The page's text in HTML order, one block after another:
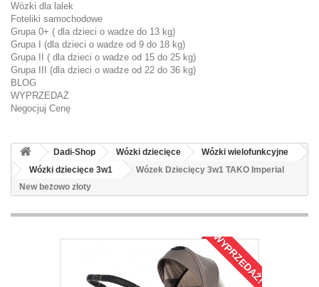
Wózki dla lalek
Foteliki samochodowe
Grupa 0+ ( dla dzieci o wadze do 13 kg)
Grupa I (dla dzieci o wadze od 9 do 18 kg)
Grupa II ( dla dzieci o wadze od 15 do 25 kg)
Grupa III (dla dzieci o wadze od 22 do 36 kg)
BLOG
WYPRZEDAŻ
Negocjuj Cenę
Dadi-Shop Wózki dziecięce
Wózki wielofunkcyjne
Wózki dziecięce 3w1
Wózek Dziecięcy 3w1 TAKO Imperial
New beżowo złoty
WYPRZEDAŻ!